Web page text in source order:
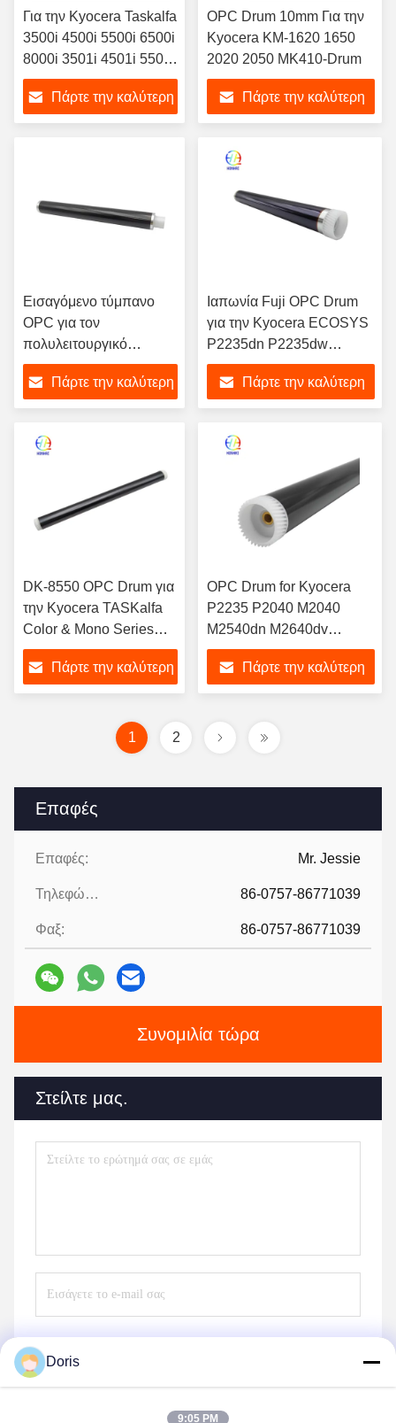
Επαφές
Επαφές: Mr. Jessie
Τηλεφώνημα: 86-0757-86771039
Φαξ: 86-0757-86771039
Συνομιλία τώρα
Στείλτε μας.
Για την Kyocera Taskalfa
3500i 4500i 5500i 6500i
8000i 3501i 4501i 5501i
6501i 8001i
Πάρτε την καλύτερη
OPC Drum 10mm Για την
Kyocera KM-1620 1650
2020 2050 MK410-Drum
Πάρτε την καλύτερη
Εισαγόμενο τύμπανο
OPC για τον
πολυλειτουργικό
εκτυπωτή λέιζερ
χρώματος A4 της
Kyocera M6230 M6630
M6530 M6035 M6535
Πάρτε την καλύτερη
Ιαπωνία Fuji OPC Drum
για την Kyocera ECOSYS
P2235dn P2235dw
P2040dn P2040dw
P2335dd P2335dn
P2335dw M2135dn
M2735dw M2040dn
M2540dn M2540dw
M2640idw M2235dn
M2735dn M2835dw
Τμήματα αντιγραφής
Πάρτε την καλύτερη
DK-8550 OPC Drum για
την Kyocera TASKalfa
Color & Mono Series
3552ci 4002i 4052ci
4053ci 5002i 5052ci
5053ci 6002i
Πάρτε την καλύτερη
OPC Drum for Kyocera
P2235 P2040 M2040
M2540dn M2640dv
M2135dm M2635dn - High
Yield Edition
Πάρτε την καλύτερη
1 2
Doris
9:05 PM